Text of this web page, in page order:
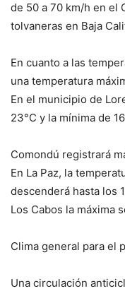
de 50 a 70 km/h en el
tolvaneras en Baja
En cuanto a las
una temperatura
En el municipio de
23°C y la mínima de
Comondú registrará
En La Paz, la
descenderá hasta los
Los Cabos la máxima
Clima general para el
Una circulación